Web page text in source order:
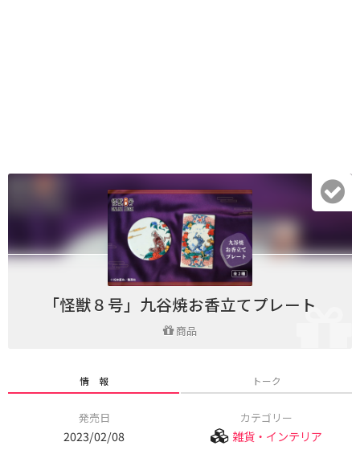
「怪獣８号」九谷焼お香立てプレート
商品
情 報 トーク
発売日
2023/02/08
カテゴリー
雑貨・インテリア